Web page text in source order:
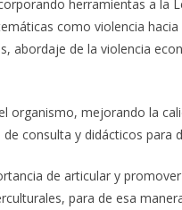
herramientas a la
como violencia
abordaje de la violencia
organismo, mejorando la
consulta y didácticos para
de articular y
para de esa